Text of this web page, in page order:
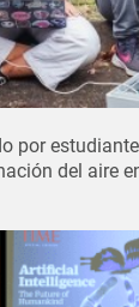
por
del aire